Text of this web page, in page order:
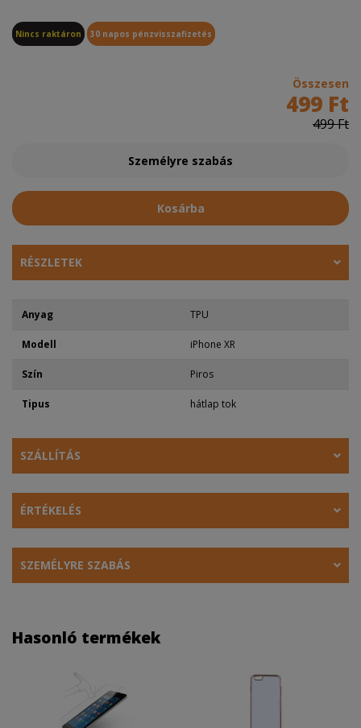
Nincs raktáron 30 napos pénzvisszafizetés
Összesen
499 Ft
499 Ft
Személyre szabás
Kosárba
RÉSZLETEK
Anyag TPU
Modell iPhone XR
Szín Piros
Tipus hátlap tok
SZÁLLÍTÁS
ÉRTÉKELÉS
SZEMÉLYRE SZABÁS
Hasonló termékek